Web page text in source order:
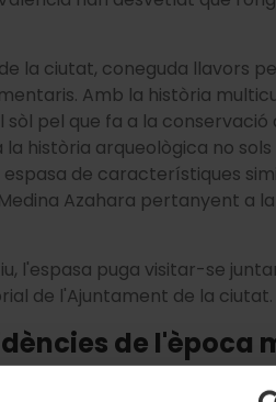
la ciutat, coneguda llavors
Amb la història
pel que fa a la conservació
història arqueològica no
de característiques
Azahara pertanyent a
l'espasa puga visitar-se
de l'Ajuntament de la ciutat.
de l'època